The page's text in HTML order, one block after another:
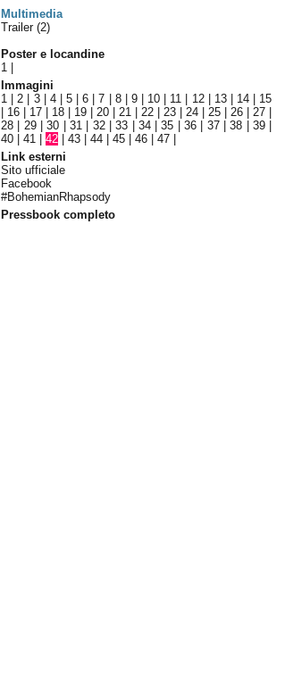
Multimedia
Trailer (2)
Poster e locandine
1
Immagini
1 |2 3| 4|5 |6 |7 8| 9| 10 11 12| 13| 14
15
16 17 18 19 |20 |21 |22 |23 |24 |25 |26 |27
28
29|30 31| 32|33 34|35 |36 37|38 39|
40 |41 |42 |43 |44 |45 |46 |47
Link esterni
Sito ufficiale
Facebook
#BohemianRhapsody
Pressbook completo